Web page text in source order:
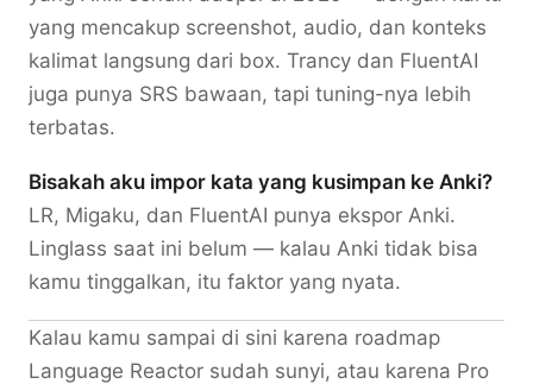
yang mencakup screenshot, audio, dan konteks
kalimat langsung dari box. Trancy dan FluentAI
juga punya SRS bawaan, tapi tuning-nya lebih
terbatas.
Bisakah aku impor kata yang kusimpan ke Anki?
LR, Migaku, dan FluentAI punya ekspor Anki.
Linglass saat ini belum — kalau Anki tidak bisa
kamu tinggalkan, itu faktor yang nyata.
Kalau kamu sampai di sini karena roadmap
Language Reactor sudah sunyi, atau karena Pro